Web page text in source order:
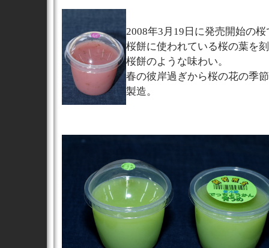
2008年3月19日に発売開始の
桜餅に使われている桜の葉を
桜餅のような味わい。
春の彼岸過ぎから桜の花の季
製造。